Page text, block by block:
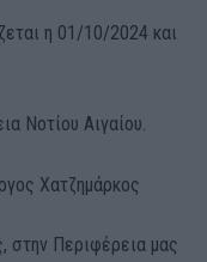
η 01/10/2024 και
Νοτίου Αιγαίου.
Χατζημάρκος
στην Περιφέρεια μας